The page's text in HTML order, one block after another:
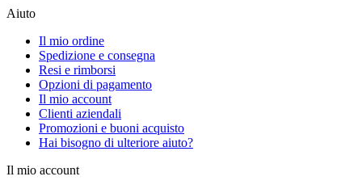
Aiuto
Il mio ordine
Spedizione e consegna
Resi e rimborsi
Opzioni di pagamento
Il mio account
Clienti aziendali
Promozioni e buoni acquisto
Hai bisogno di ulteriore aiuto?
Il mio account